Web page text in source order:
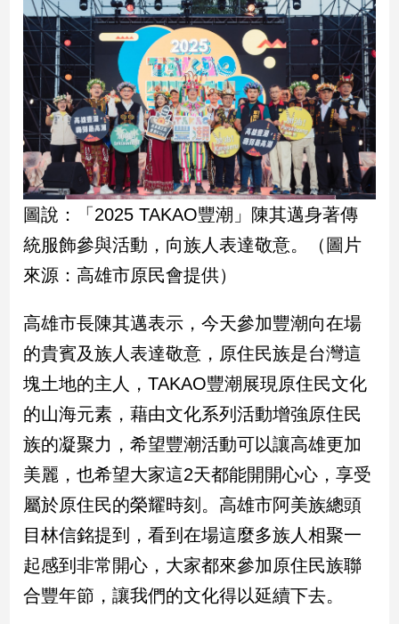
台
灣
觀
點
南
台
灣
觀
點
娛
娛
樂
聞
流
行/
時
尚
追
星
生
活
圖說：「2025 TAKAO豐潮」陳其邁身著傳
統服飾參與活動，向族人表達敬意。（圖片
來源：高雄市原民會提供）
高雄市長陳其邁表示，今天參加豐潮向在場
的貴賓及族人表達敬意，原住民族是台灣這
塊土地的主人，TAKAO豐潮展現原住民文化
的山海元素，藉由文化系列活動增強原住民
族的凝聚力，希望豐潮活動可以讓高雄更加
美麗，也希望大家這2天都能開開心心，享受
屬於原住民的榮耀時刻。高雄市阿美族總頭
目林信銘提到，看到在場這麼多族人相聚一
起感到非常開心，大家都來參加原住民族聯
合豐年節，讓我們的文化得以延續下去。